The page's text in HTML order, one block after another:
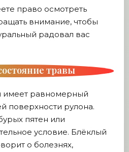
право осмотреть
внимание, чтобы
радовал вас
травы
имеет равномерный
поверхности рулона.
пятен или
условие. Блёклый
о болезнях,